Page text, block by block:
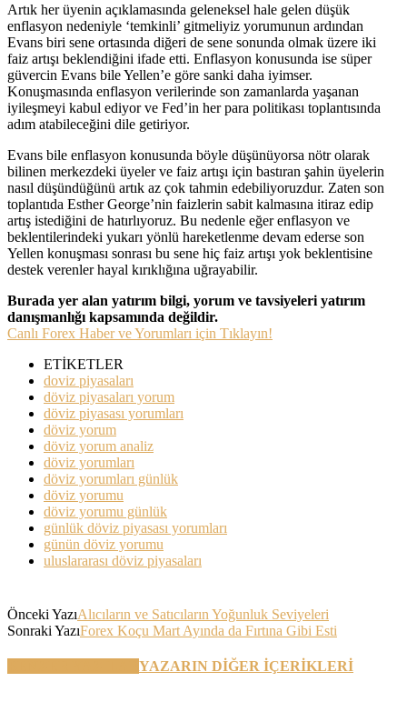
Artık her üyenin açıklamasında geleneksel hale gelen düşük
enflasyon nedeniyle ‘temkinli’ gitmeliyiz yorumunun ardından
Evans biri sene ortasında diğeri de sene sonunda olmak üzere iki
faiz artışı beklendiğini ifade etti. Enflasyon konusunda ise süper
güvercin Evans bile Yellen’e göre sanki daha iyimser.
Konuşmasında enflasyon verilerinde son zamanlarda yaşanan
iyileşmeyi kabul ediyor ve Fed’in her para politikası toplantısında
adım atabileceğini dile getiriyor.
Evans bile enflasyon konusunda böyle düşünüyorsa nötr olarak
bilinen merkezdeki üyeler ve faiz artışı için bastıran şahin üyelerin
nasıl düşündüğünü artık az çok tahmin edebiliyoruzdur. Zaten son
toplantıda Esther George’nin faizlerin sabit kalmasına itiraz edip
artış istediğini de hatırlıyoruz. Bu nedenle eğer enflasyon ve
beklentilerindeki yukarı yönlü hareketlenme devam ederse son
Yellen konuşması sonrası bu sene hiç faiz artışı yok beklentisine
destek verenler hayal kırıklığına uğrayabilir.
Burada yer alan yatırım bilgi, yorum ve tavsiyeleri yatırım
danışmanlığı kapsamında değildir.
Canlı Forex Haber ve Yorumları için Tıklayın!
ETİKETLER
doviz piyasaları
döviz piyasaları yorum
döviz piyasası yorumları
döviz yorum
döviz yorum analiz
döviz yorumları
döviz yorumları günlük
döviz yorumu
döviz yorumu günlük
günlük döviz piyasası yorumları
günün döviz yorumu
uluslararası döviz piyasaları
Önceki YazıAlıcıların ve Satıcıların Yoğunluk Seviyeleri
Sonraki YazıForex Koçu Mart Ayında da Fırtına Gibi Esti
YAZARIN DİĞER İÇERİKLERİ